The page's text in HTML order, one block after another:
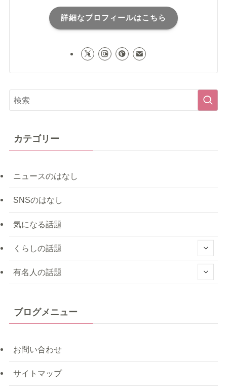
詳細なプロフィールはこちら
カテゴリー
ニュースのはなし
SNSのはなし
気になる話題
くらしの話題
有名人の話題
ブログメニュー
お問い合わせ
サイトマップ